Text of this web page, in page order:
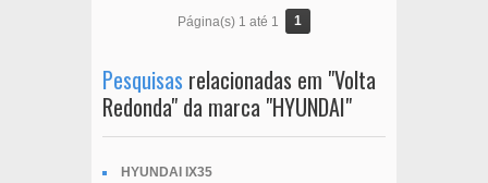
Página(s) 1 até 1 1
Pesquisas relacionadas em "Volta
Redonda" da marca "HYUNDAI"
HYUNDAI IX35